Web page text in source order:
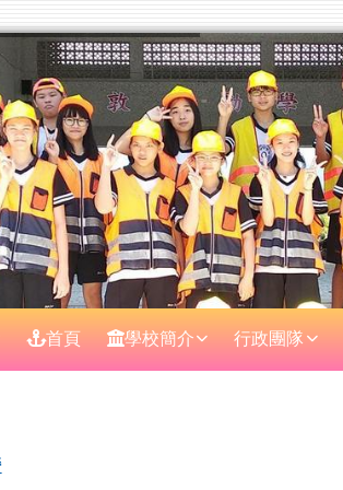
首頁 學校簡介 行政團隊